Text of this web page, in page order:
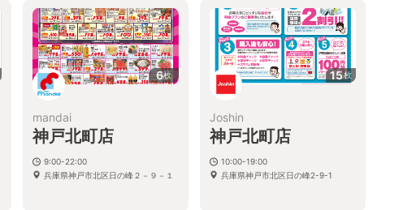
6枚
mandai
神戸北町店
9:00-22:00
兵庫県神戸市北区日の峰２－９－１
15枚
Joshin
神戸北町店
10:00-19:00
兵庫県神戸市北区日の峰2-9-1